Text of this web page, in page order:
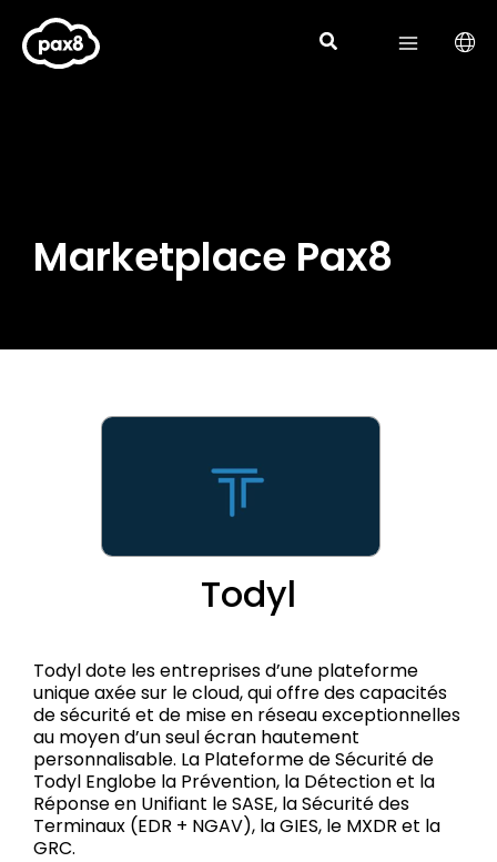
contenu
Marketplace Pax8
Todyl
Todyl dote les entreprises d’une plateforme
unique axée sur le cloud, qui offre des capacités
de sécurité et de mise en réseau exceptionnelles
au moyen d’un seul écran hautement
personnalisable. La Plateforme de Sécurité de
Todyl Englobe la Prévention, la Détection et la
Réponse en Unifiant le SASE, la Sécurité des
Terminaux (EDR + NGAV), la GIES, le MXDR et la
GRC.